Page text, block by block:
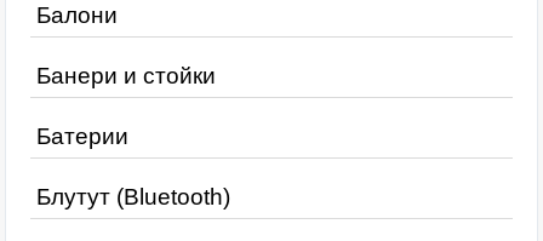
Балони
Банери и стойки
Батерии
Блутут (Bluetooth)